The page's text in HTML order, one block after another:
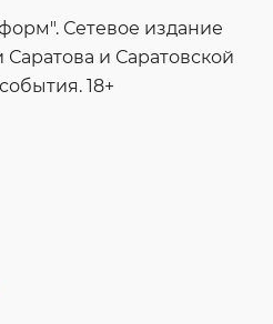
Сетевое издание
и Саратовской
18+